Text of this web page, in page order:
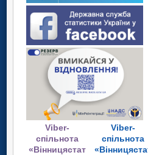
Viber-
спільнота
«Вінницястат
Viber-
спільнота